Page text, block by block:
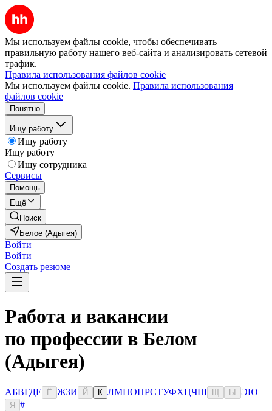
Мы используем файлы cookie, чтобы обеспечивать
правильную работу нашего веб-сайта и анализировать сетевой
трафик.
Правила использования файлов cookie
Мы используем файлы cookie. Правила использования
файлов cookie
Понятно
Ищу работу
Ищу работу
Ищу работу
Ищу сотрудника
Сервисы
Помощь
Ещё
Поиск
Белое (Адыгея)
Войти
Войти
Создать резюме
Работа и вакансии
по профессии в Белом
(Адыгея)
АБВГДЕ Ё ЖЗИ Й К ЛМНОПРСТУФХЦЧШ Ы ЭЮ
Я
#